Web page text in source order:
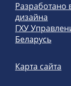
Разработано
дизайна
ГХУ
Беларусь
Карта сайта